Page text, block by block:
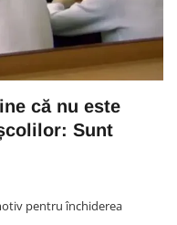
că nu este
Sunt
pentru închiderea